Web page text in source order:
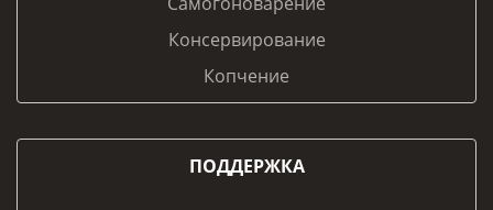
Консервирование
Копчение
ПОДДЕРЖКА